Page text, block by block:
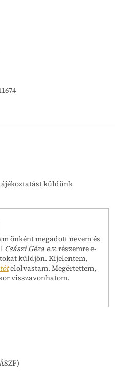
küldünk
önként megadott nevem és
Császi Géza e.v.részemre e-
küldjön. Kijelentem,
elolvastam. Megértettem,
visszavonhatom.